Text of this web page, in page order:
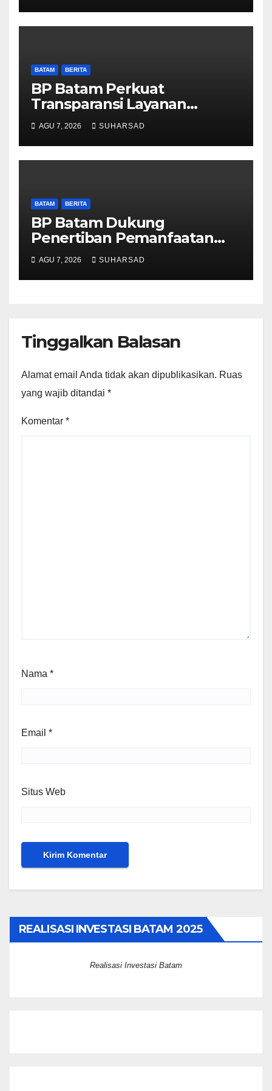
Obat Aman
BATAM BERITA
BP Batam Perkuat
Transparansi Layanan
Pertanahan, Alokasi Tanah
Reguler Segera Hadir Melalui
LMS
AGU 7, 2026 SUHARSAD
BATAM BERITA
BP Batam Dukung
Penertiban Pemanfaatan
Ruang Laut Sesuai
Ketentuan Peraturan
Perundang-undangan
AGU 7, 2026 SUHARSAD
Tinggalkan Balasan
Alamat email Anda tidak akan dipublikasikan. Ruas
yang wajib ditandai *
Komentar *
Nama *
Email *
Situs Web
REALISASI INVESTASI BATAM 2025
Realisasi Investasi Batam